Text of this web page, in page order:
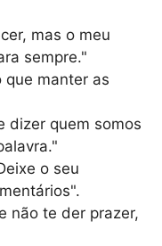
mas o meu
sempre."
que manter as
dizer quem somos
o seu
não te der prazer,